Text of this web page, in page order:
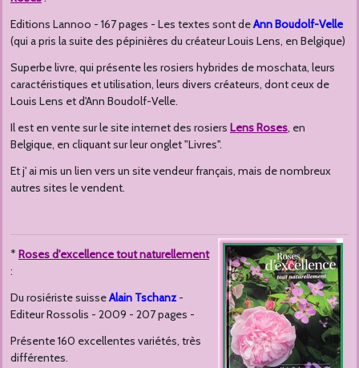
Editions Lannoo - 167 pages - Les textes sont deAnn Boudolf-Velle
(qui a pris la suite des pépinières du créateur Louis Lens, en Belgique)
Superbe livre, qui présente les rosiers hybrides de moschata, leurs
caractéristiques et utilisation, leurs divers créateurs, dont ceux de
Louis Lens et d'Ann Boudolf-Velle.
Il est en vente sur le site internet des rosiers Lens Roses, en
Belgique, en cliquant sur leur onglet "Livres".
Et j' ai mis un lien vers un site vendeur français, mais de nombreux
autres sites le vendent.
* Roses d'excellence tout naturellement
:
Du rosiériste suisseAlain Tschanz-
Editeur Rossolis - 2009 - 207 pages -
Présente 160 excellentes variétés, très
différentes.